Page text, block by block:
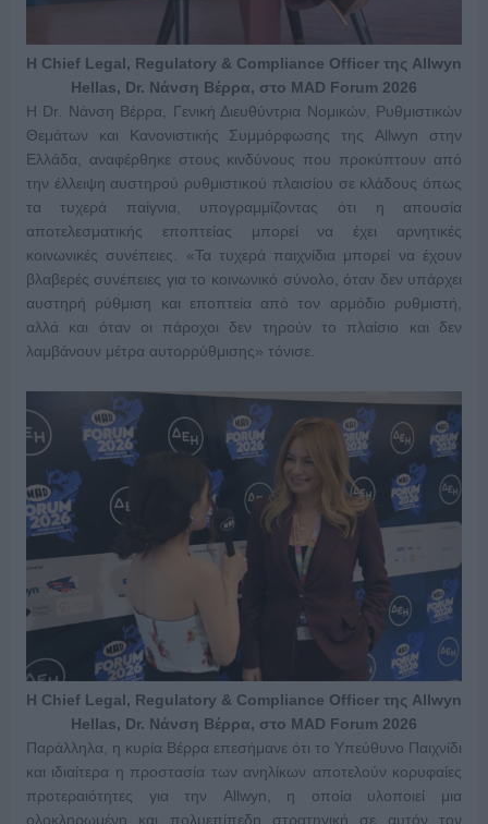
Η Chief Legal, Regulatory & Compliance Officer της Allwyn
Hellas, Dr. Νάνση Βέρρα, στο MAD Forum 2026
Η Dr. Νάνση Βέρρα, Γενική Διευθύντρια Νομικών, Ρυθμιστικών
Θεμάτων και Κανονιστικής Συμμόρφωσης της Allwyn στην
Ελλάδα, αναφέρθηκε στους κινδύνους που προκύπτουν από
την έλλειψη αυστηρού ρυθμιστικού πλαισίου σε κλάδους όπως
τα τυχερά παίγνια, υπογραμμίζοντας ότι η απουσία
αποτελεσματικής εποπτείας μπορεί να έχει αρνητικές
κοινωνικές συνέπειες. «Τα τυχερά παιχνίδια μπορεί να έχουν
βλαβερές συνέπειες για το κοινωνικό σύνολο, όταν δεν υπάρχει
αυστηρή ρύθμιση και εποπτεία από τον αρμόδιο ρυθμιστή,
αλλά και όταν οι πάροχοι δεν τηρούν το πλαίσιο και δεν
λαμβάνουν μέτρα αυτορρύθμισης» τόνισε.
Η Chief Legal, Regulatory & Compliance Officer της Allwyn
Hellas, Dr. Νάνση Βέρρα, στο MAD Forum 2026
Παράλληλα, η κυρία Βέρρα επεσήμανε ότι το Υπεύθυνο Παιχνίδι
και ιδιαίτερα η προστασία των ανηλίκων αποτελούν κορυφαίες
προτεραιότητες για την Allwyn, η οποία υλοποιεί μια
ολοκληρωμένη και πολυεπίπεδη στρατηγική σε αυτόν τον